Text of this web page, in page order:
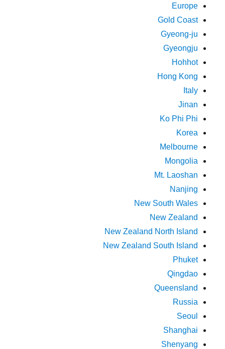
Europe
Gold Coast
Gyeong-ju
Gyeongju
Hohhot
Hong Kong
Italy
Jinan
Ko Phi Phi
Korea
Melbourne
Mongolia
Mt. Laoshan
Nanjing
New South Wales
New Zealand
New Zealand North Island
New Zealand South Island
Phuket
Qingdao
Queensland
Russia
Seoul
Shanghai
Shenyang